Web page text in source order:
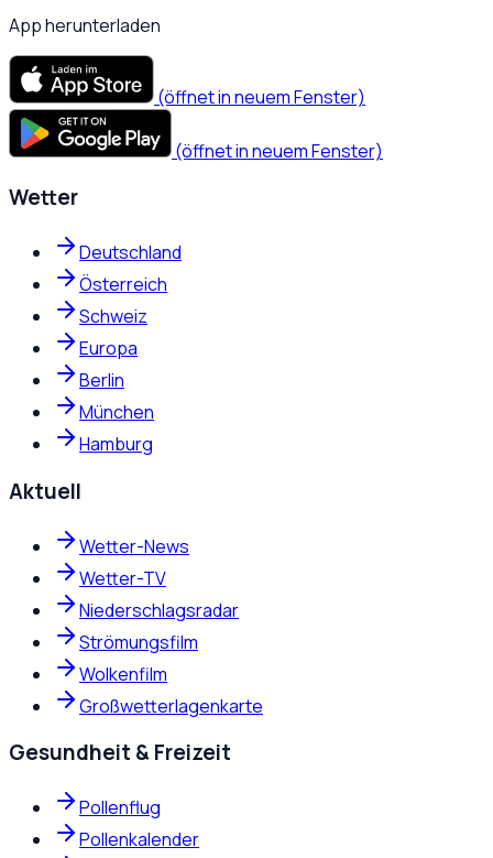
App herunterladen
(öffnet in neuem Fenster)
(öffnet in neuem Fenster)
Wetter
Deutschland
Österreich
Schweiz
Europa
Berlin
München
Hamburg
Aktuell
Wetter-News
Wetter-TV
Niederschlagsradar
Strömungsfilm
Wolkenfilm
Großwetterlagenkarte
Gesundheit & Freizeit
Pollenflug
Pollenkalender